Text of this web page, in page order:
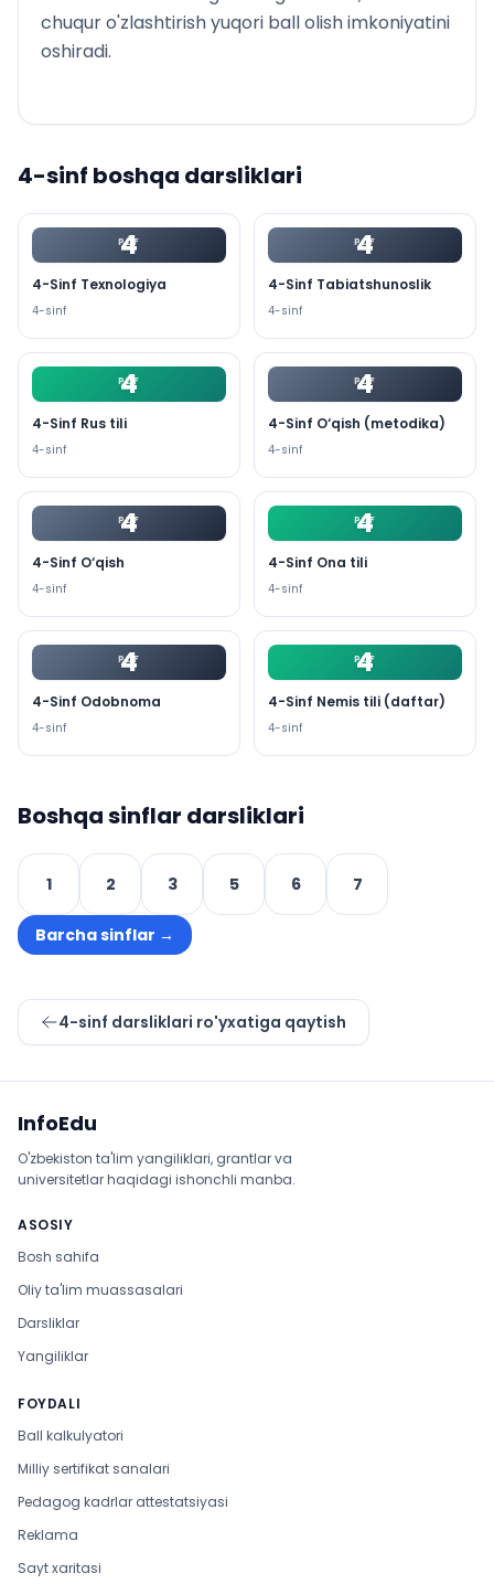
chuqur o'zlashtirish yuqori ball olish imkoniyatini
oshiradi.
4-sinf boshqa darsliklari
4
PDF
4-Sinf Texnologiya
4-sinf
4
PDF
4-Sinf Tabiatshunoslik
4-sinf
4
PDF
4-Sinf Rus tili
4-sinf
4
PDF
4-Sinf O‘qish (metodika)
4-sinf
4
PDF
4-Sinf O‘qish
4-sinf
4
PDF
4-Sinf Ona tili
4-sinf
4
PDF
4-Sinf Odobnoma
4-sinf
4
PDF
4-Sinf Nemis tili (daftar)
4-sinf
Boshqa sinflar darsliklari
1 2 3 5 6 7
Barcha sinflar →
4-sinf darsliklari ro'yxatiga qaytish
InfoEdu
O'zbekiston ta'lim yangiliklari, grantlar va
universitetlar haqidagi ishonchli manba.
ASOSIY
Bosh sahifa
Oliy ta'lim muassasalari
Darsliklar
Yangiliklar
FOYDALI
Ball kalkulyatori
Milliy sertifikat sanalari
Pedagog kadrlar attestatsiyasi
Reklama
Sayt xaritasi